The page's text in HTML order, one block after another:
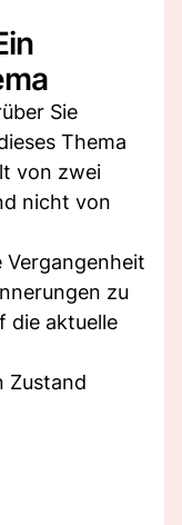
Sie
Thema
von zwei
nicht von
Vergangenheit
zu
die aktuelle
Zustand